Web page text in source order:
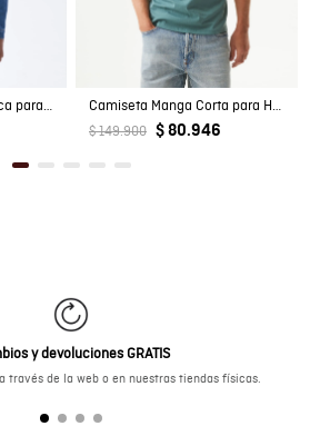
Chaqueta Trucker Básica para Niño Camiseta Manga Corta para Hombre
$ 149.900 $ 80.946
y devoluciones GRATIS
través de la web o en nuestras tiendas físicas.